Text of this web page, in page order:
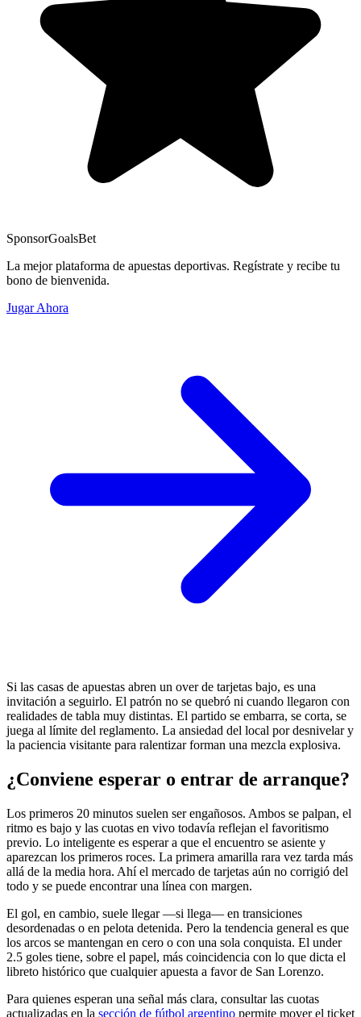
SponsorGoalsBet
La mejor plataforma de apuestas deportivas. Regístrate y recibe tu
bono de bienvenida.
Jugar Ahora
Si las casas de apuestas abren un over de tarjetas bajo, es una
invitación a seguirlo. El patrón no se quebró ni cuando llegaron con
realidades de tabla muy distintas. El partido se embarra, se corta, se
juega al límite del reglamento. La ansiedad del local por desnivelar y
la paciencia visitante para ralentizar forman una mezcla explosiva.
¿Conviene esperar o entrar de arranque?
Los primeros 20 minutos suelen ser engañosos. Ambos se palpan, el
ritmo es bajo y las cuotas en vivo todavía reflejan el favoritismo
previo. Lo inteligente es esperar a que el encuentro se asiente y
aparezcan los primeros roces. La primera amarilla rara vez tarda más
allá de la media hora. Ahí el mercado de tarjetas aún no corrigió del
todo y se puede encontrar una línea con margen.
El gol, en cambio, suele llegar —si llega— en transiciones
desordenadas o en pelota detenida. Pero la tendencia general es que
los arcos se mantengan en cero o con una sola conquista. El under
2.5 goles tiene, sobre el papel, más coincidencia con lo que dicta el
libreto histórico que cualquier apuesta a favor de San Lorenzo.
Para quienes esperan una señal más clara, consultar las cuotas
actualizadas en la sección de fútbol argentino permite mover el ticket